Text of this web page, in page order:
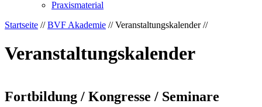
Praxismaterial
Startseite //BVF Akademie // Veranstaltungskalender //
Veranstaltungskalender
Fortbildung / Kongresse / Seminare